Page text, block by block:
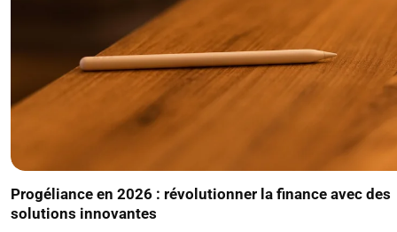
Progéliance en 2026 : révolutionner la finance avec des
solutions innovantes